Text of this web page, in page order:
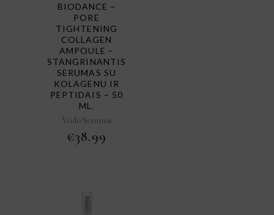
BIODANCE –
PORE
TIGHTENING
COLLAGEN
AMPOULE –
STANGRINANTIS
SERUMAS SU
KOLAGENU IR
PEPTIDAIS – 50
ML.
Veido Serumai
€38.99